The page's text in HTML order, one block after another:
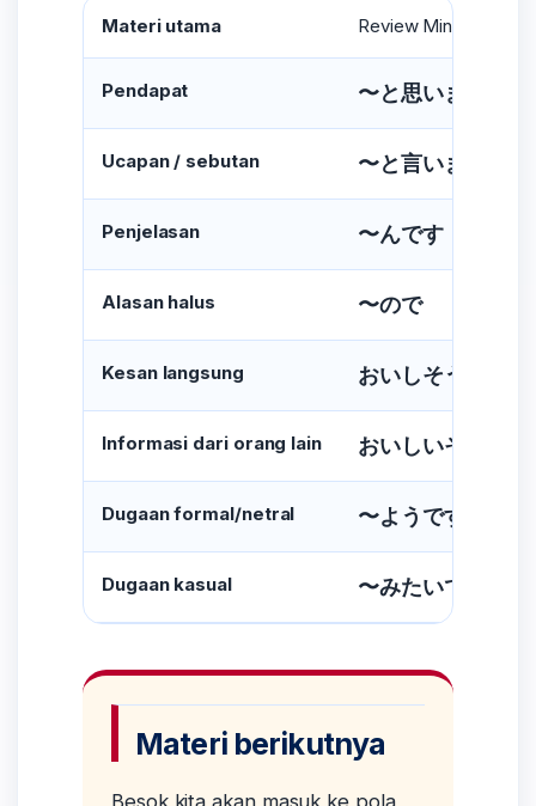
Materi utama Review Minggu 12
Pendapat 〜と思います
Ucapan / sebutan 〜と言います
Penjelasan 〜んです
Alasan halus 〜ので
Kesan langsung おいしそうです
Informasi dari orang lain おいしいそうです
Dugaan formal/netral 〜ようです
Dugaan kasual 〜みたいです
Materi berikutnya
Besok kita akan masuk ke pola